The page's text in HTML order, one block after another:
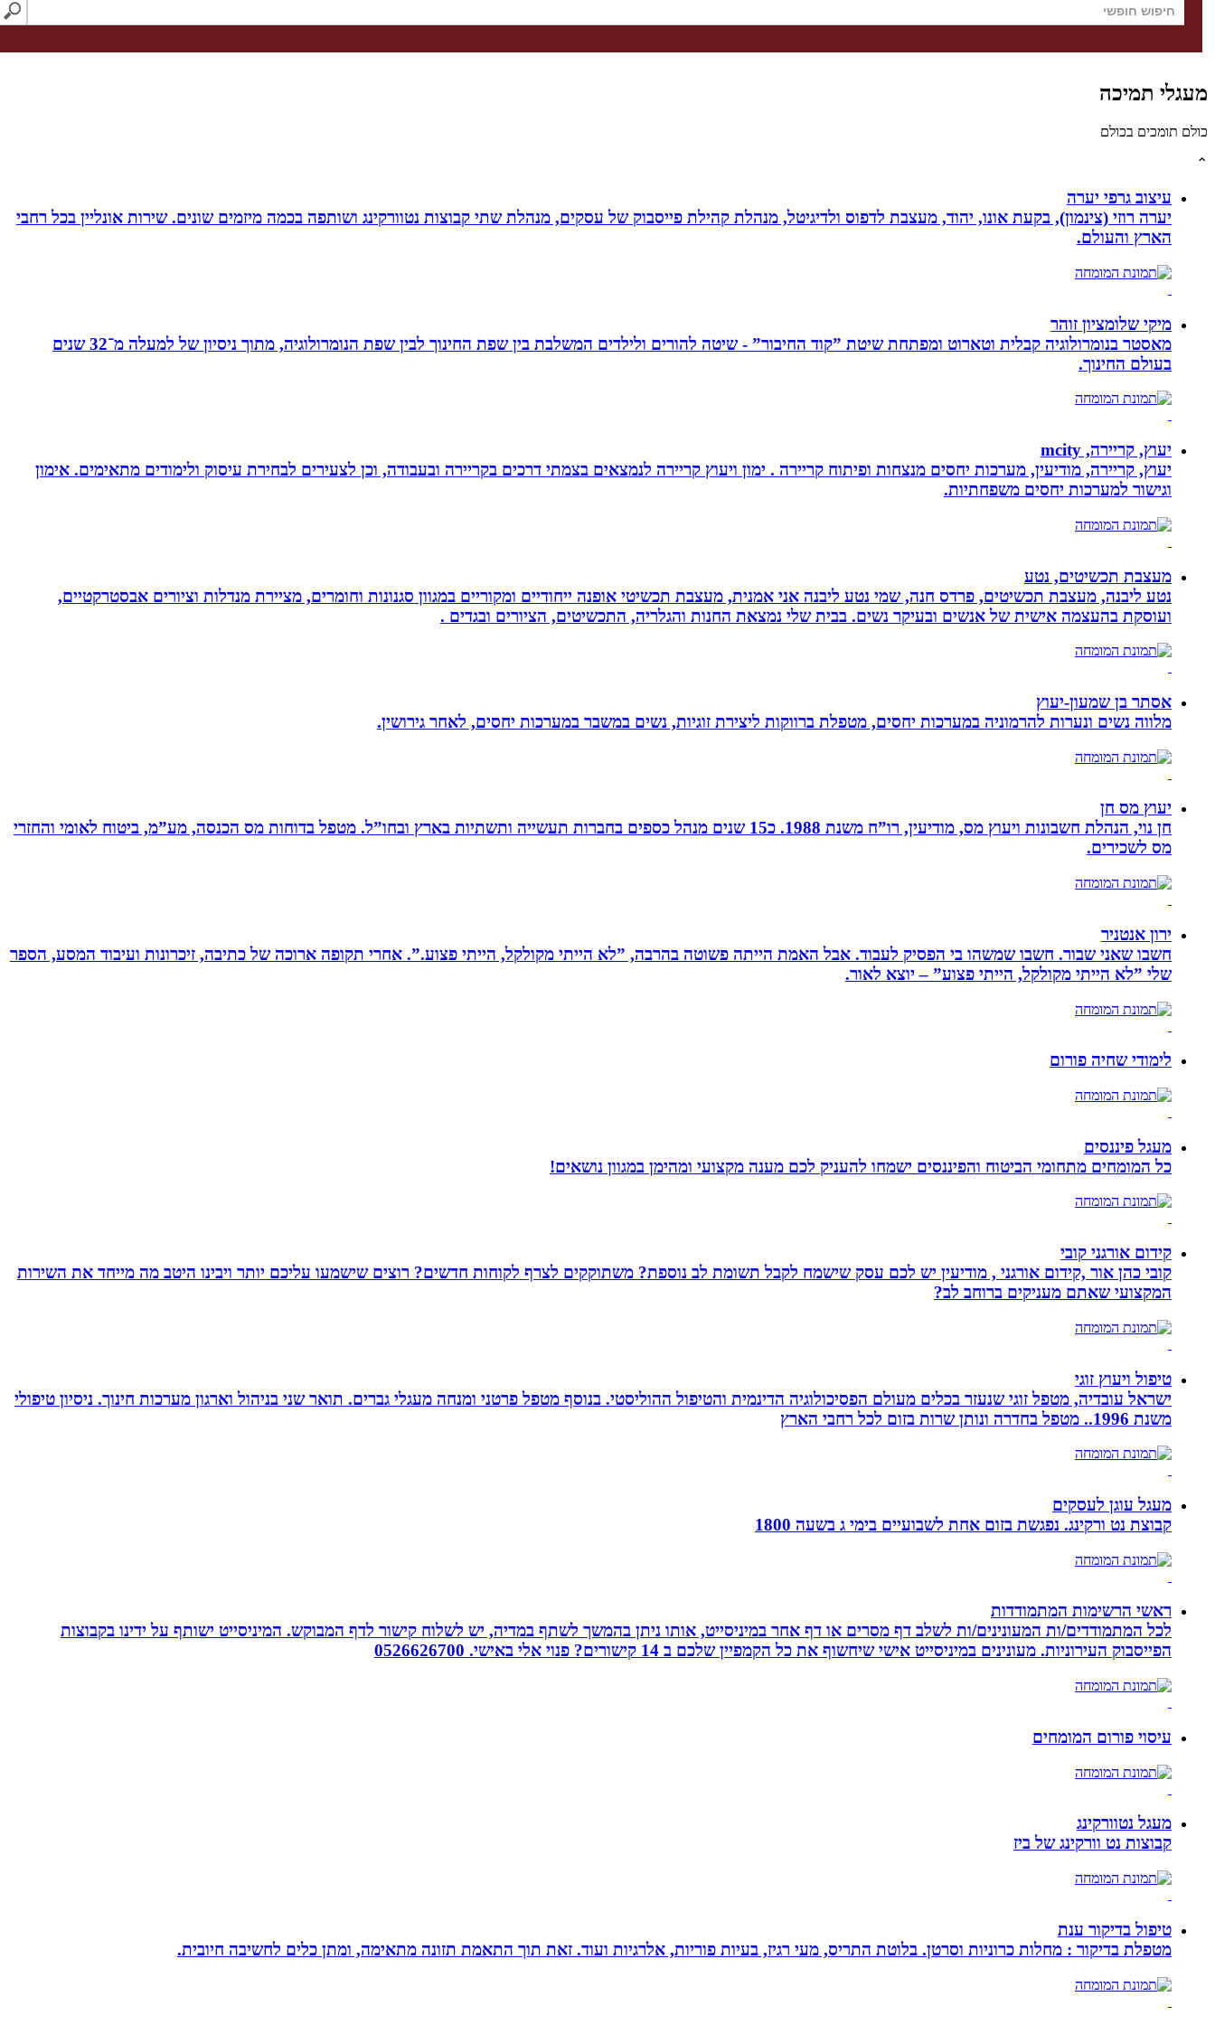
מעגלי תמיכה
כולם תומכים בכולם
⌃
עיצוב גרפי יערה
יערה רוזי (צינמון), בקעת אונו, יהוד, מעצבת לדפוס ולדיגיטל, מנהלת קהילת פייסבוק של עסקים, מנהלת שתי קבוצות נטוורקינג ושותפה בכמה מיזמים שונים. שירות אונליין בכל רחבי
הארץ והעולם.
מיקי שלומציון זוהר
מאסטר בנומרולוגיה קבלית וטארוט ומפתחת שיטת ”קוד החיבור” - שיטה להורים ולילדים המשלבת בין שפת החינוך לבין שפת הנומרולוגיה, מתוך ניסיון של למעלה מ־32 שנים
בעולם החינוך.
יעוץ, קריירה, mcity
יעוץ, קריירה, מודיעין, מערכות יחסים מנצחות ופיתוח קריירה . ימון ויעוץ קריירה לנמצאים בצמתי דרכים בקריירה ובעבודה, וכן לצעירים לבחירת עיסוק ולימודים מתאימים. אימון
וגישור למערכות יחסים משפחתיות.
מעצבת תכשיטים, נטע
נטע ליבנה, מעצבת תכשיטים, פרדס חנה, שמי נטע ליבנה אני אמנית, מעצבת תכשיטי אופנה ייחודיים ומקוריים במגוון סגנונות וחומרים, מציירת מנדלות וציורים אבסטרקטיים,
ועוסקת בהעצמה אישית של אנשים ובעיקר נשים. בבית שלי נמצאת החנות והגלריה, התכשיטים, הציורים ובגדים .
אסתר בן שמעון-יעוץ
מלווה נשים ונערות להרמוניה במערכות יחסים, מטפלת ברווקות ליצירת זוגיות, נשים במשבר במערכות יחסים, לאחר גירושין.
יעוץ מס חן
חן נוי, הנהלת חשבונות ויעוץ מס, מודיעין, רו”ח משנת 1988. כ15 שנים מנהל כספים בחברות תעשייה ותשתיות בארץ ובחו”ל. מטפל בדוחות מס הכנסה, מע”מ, ביטוח לאומי והחזרי
מס לשכירים.
ירון אנטניר
חשבו שאני שבור. חשבו שמשהו בי הפסיק לעבוד. אבל האמת הייתה פשוטה בהרבה, ”לא הייתי מקולקל, הייתי פצוע.”. אחרי תקופה ארוכה של כתיבה, זיכרונות ועיבוד המסע, הספר
שלי ”לא הייתי מקולקל, הייתי פצוע” – יוצא לאור.
לימודי שחיה פורום
מעגל פיננסים
כל המומחים מתחומי הביטוח והפיננסים ישמחו להעניק לכם מענה מקצועי ומהימן במגוון נושאים!
קידום אורגני קובי
קובי כהן אור ,קידום אורגני , מודיעין יש לכם עסק שישמח לקבל תשומת לב נוספת? משתוקקים לצרף לקוחות חדשים? רוצים שישמעו עליכם יותר ויבינו היטב מה מייחד את השירות
המקצועי שאתם מעניקים ברוחב לב?
טיפול ויעוץ זוגי
ישראל עובדיה, מטפל זוגי שנעזר בכלים מעולם הפסיכולוגיה הדינמית והטיפול ההוליסטי. בנוסף מטפל פרטני ומנחה מעגלי גברים. תואר שני בניהול וארגון מערכות חינוך. ניסיון טיפולי
משנת 1996.. מטפל בחדרה ונותן שרות בזום לכל רחבי הארץ
מעגל עוגן לעסקים
קבוצת נט ורקינג. נפגשת בזום אחת לשבועיים בימי ג בשעה 1800
ראשי הרשימות המתמודדות
לכל המתמודדים/ות המעונינים/ות לשלב דף מסרים או דף אחר במיניסייט, אותו ניתן בהמשך לשתף במדיה, יש לשלוח קישור לדף המבוקש. המיניסייט ישותף על ידינו בקבוצות
הפייסבוק העירוניות. מעונינים במיניסייט אישי שיחשוף את כל הקמפיין שלכם ב 14 קישורים? פנוי אלי באישי. 0526626700
עיסוי פורום המומחים
מעגל נטוורקינג
קבוצות נט וורקינג של ביז
טיפול בדיקור ענת
מטפלת בדיקור : מחלות כרוניות וסרטן. בלוטת התריס, מעי רגיז, בעיות פוריות, אלרגיות ועוד. זאת תוך התאמת תזונה מתאימה, ומתן כלים לחשיבה חיובית.